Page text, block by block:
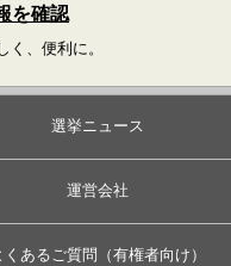
を確認
く、便利に。
選挙ニュース
運営会社
くあるご質問（有権者向け）